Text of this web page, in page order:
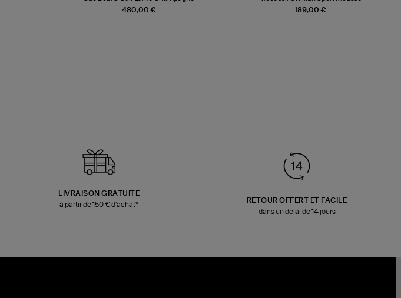
480,00 €
189,00 €
LIVRAISON GRATUITE
à partir de 150 € d'achat*
RETOUR OFFERT ET FACILE
dans un délai de 14 jours